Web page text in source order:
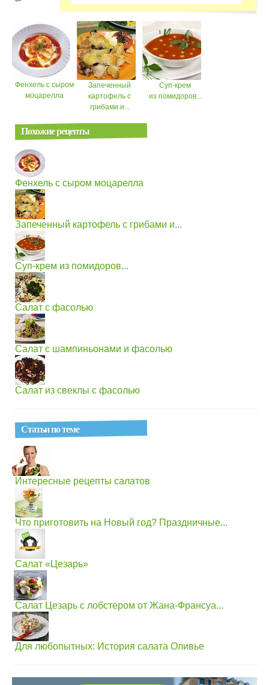
Фенхель с сыром
моцарелла
Запеченный
картофель с
грибами и...
Суп-крем
из помидоров...
Похожие рецепты
Фенхель с сыром моцарелла
Запеченный картофель с грибами и...
Суп-крем из помидоров...
Салат с фасолью
Салат с шампиньонами и фасолью
Салат из свеклы с фасолью
Статьи по теме
Интересные рецепты салатов
Что приготовить на Новый год? Праздничные...
Салат «Цезарь»
Салат Цезарь с лобстером от Жана-Франсуа...
Для любопытных: История салата Оливье